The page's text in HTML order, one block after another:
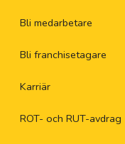
Bli medarbetare
Bli franchisetagare
Karriär
ROT- och RUT-avdrag